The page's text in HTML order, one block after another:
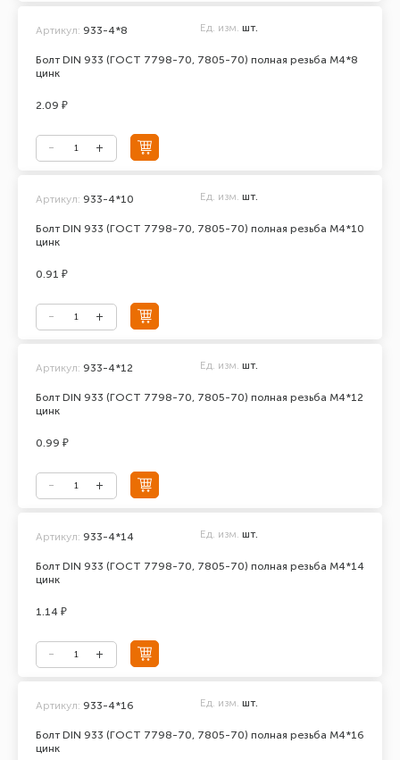
Болт DIN 933 (ГОСТ 7798-70, 7805-70) полная резьба М4*8
цинк
Артикул: 933-4*8 Ед. изм. шт.
2.09 ₽
Болт DIN 933 (ГОСТ 7798-70, 7805-70) полная резьба М4*10
цинк
Артикул: 933-4*10 Ед. изм. шт.
0.91 ₽
Болт DIN 933 (ГОСТ 7798-70, 7805-70) полная резьба М4*12
цинк
Артикул: 933-4*12 Ед. изм. шт.
0.99 ₽
Болт DIN 933 (ГОСТ 7798-70, 7805-70) полная резьба М4*14
цинк
Артикул: 933-4*14 Ед. изм. шт.
1.14 ₽
Болт DIN 933 (ГОСТ 7798-70, 7805-70) полная резьба М4*16
цинк
Артикул: 933-4*16 Ед. изм. шт.